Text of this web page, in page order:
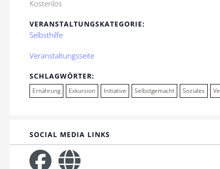
Kostenlos
VERANSTALTUNGSKATEGORIE:
Selbsthilfe
Veranstaltungsseite
SCHLAGWÖRTER:
Ernährung Exkursion Initiative Selbstgemacht Soziales
SOCIAL MEDIA LINKS